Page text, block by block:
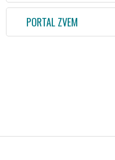
PORTAL ZVEM